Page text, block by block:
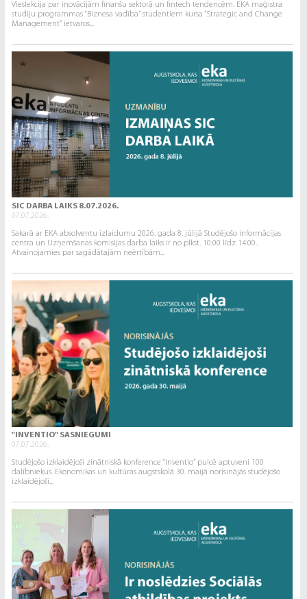
Vieslekcija par inovācijām finanšu sektorā un fintech tendencēm. EKA maģistra
studiju programmas “Biznesa vadība” studentiem kursa “Strategic and Change
Management” ietvaros...
SIC DARBA LAIKS 8.07.2026.
07.07.2026.
Sakarā ar EKA absolventu izlaidumu 2026. gada 8. jūlijā Studējošo informācijas
centra un Uzņemšanas komisijas darba laiks ir no plkst. 10.00 līdz 14.00..
Atvainojamies par sagādātajām neērtībām...
"INVENTIO" SASNIEGUMI
07.07.2026.
Studējošo izklaidējoši zinātniskā konference “Inventio” pulcē aptuveni 100
dalībniekus. Ekonomikas un kultūras augstskolā 30. maijā norisinājās studējošo
izklaidējoši...